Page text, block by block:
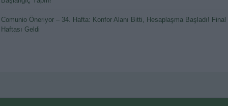
Comunio Öneriyor – 34. Hafta: Konfor Alanı Bitti, Hesaplaşma Başladı! Final
Haftası Geldi